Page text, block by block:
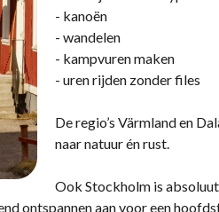
- kanoën
- wandelen
- kampvuren maken
- uren rijden zonder files
De regio’s Värmland en
naar natuur én rust.
Ook Stockholm is
ontspannen aan voor een